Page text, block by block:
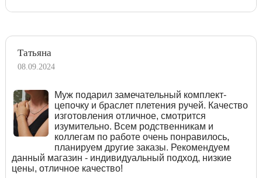
Татьяна
08.09.2024
Муж подарил замечательный комплект-
цепочку и браслет плетения ручей. Качество
изготовления отличное, смотрится
изумительно. Всем родственникам и
коллегам по работе очень понравилось,
планируем другие заказы. Рекомендуем
данный магазин - индивидуальный подход, низкие
цены, отличное качество!